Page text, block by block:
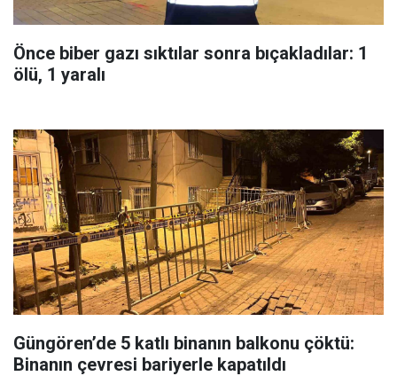
Önce biber gazı sıktılar sonra bıçakladılar: 1
ölü, 1 yaralı
Güngören’de 5 katlı binanın balkonu çöktü:
Binanın çevresi bariyerle kapatıldı